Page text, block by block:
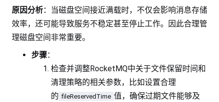
原因分析：当磁盘空间接近满载时，不仅会影响消息存储
效率，还可能导致服务不稳定甚至停止工作。因此合理管
理磁盘空间非常重要。
步骤：
检查并调整RocketMQ中关于文件保留时间和
清理策略的相关参数，比如设置合理
的 fileReservedTime 值，确保过期文件能够及